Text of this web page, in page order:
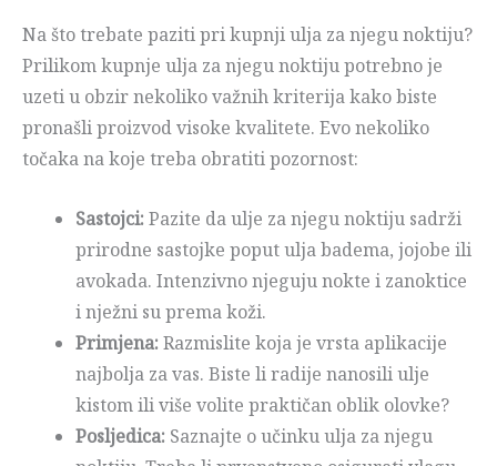
Na što trebate paziti pri kupnji ulja za njegu noktiju?
Prilikom kupnje ulja za njegu noktiju potrebno je
uzeti u obzir nekoliko važnih kriterija kako biste
pronašli proizvod visoke kvalitete. Evo nekoliko
točaka na koje treba obratiti pozornost:
Sastojci: Pazite da ulje za njegu noktiju sadrži
prirodne sastojke poput ulja badema, jojobe ili
avokada. Intenzivno njeguju nokte i zanoktice
i nježni su prema koži.
Primjena: Razmislite koja je vrsta aplikacije
najbolja za vas. Biste li radije nanosili ulje
kistom ili više volite praktičan oblik olovke?
Posljedica: Saznajte o učinku ulja za njegu